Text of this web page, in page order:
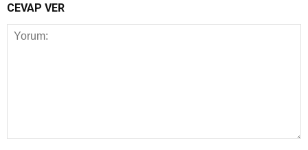
CEVAP VER